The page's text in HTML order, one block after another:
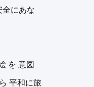
全にあな
を 意図
平和に旅